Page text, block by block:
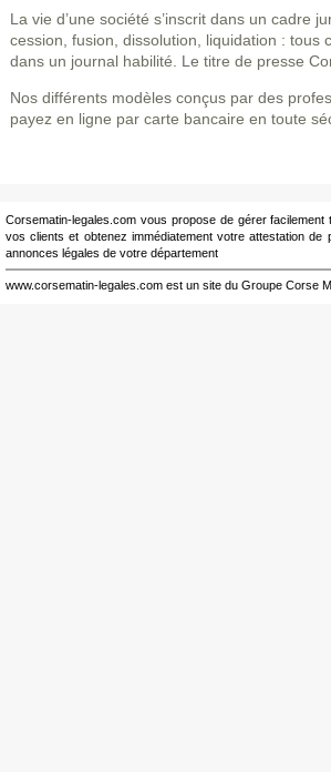
La vie d’une société s’inscrit dans un cadre
cession, fusion, dissolution, liquidation : tous
dans un journal habilité. Le titre de presse
Nos différents modèles conçus par des
payez en ligne par carte bancaire en toute
Corsematin-legales.com vous propose de gérer
vos clients et obtenez immédiatement votre attestation
annonces légales de votre département
www.corsematin-legales.com est un site du Groupe Corse